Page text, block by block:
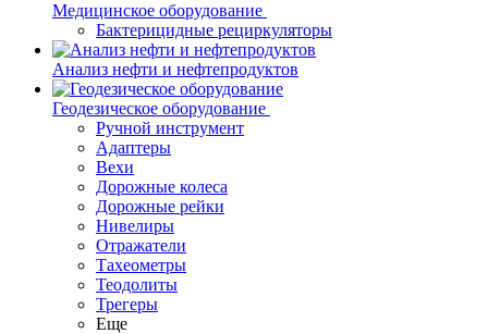
Медицинское оборудование
Бактерицидные рециркуляторы
Анализ нефти и нефтепродуктов
Геодезическое оборудование
Ручной инструмент
Адаптеры
Вехи
Дорожные колеса
Дорожные рейки
Нивелиры
Отражатели
Тахеометры
Теодолиты
Трегеры
Еще